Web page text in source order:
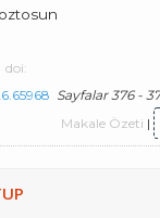
doi:
Sayfalar 376 -
Makale Özeti |